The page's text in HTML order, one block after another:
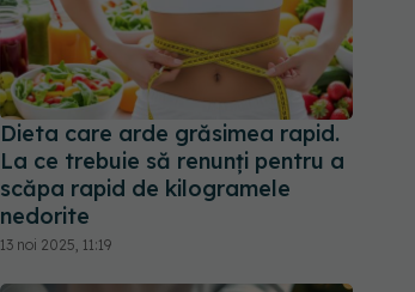
Dieta care arde grăsimea rapid.
La ce trebuie să renunți pentru a
scăpa rapid de kilogramele
nedorite
13 noi 2025, 11:19